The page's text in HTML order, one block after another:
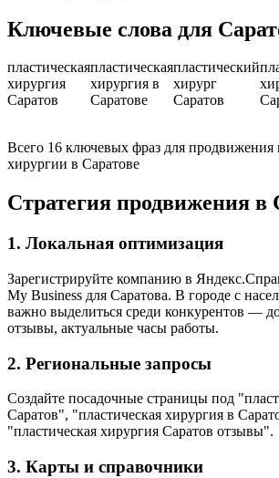
Ключевые слова для
пластическая
хирургия
Саратов
пластическая
хирургия в
Саратове
пластический
хирург
Саратов
Всего 16 ключевых фраз для продвижения
хирургии в Саратове
Стратегия продвижения в
1. Локальная оптимизация
Зарегистрируйте компанию в
My Business для Саратова. В городе с
важно выделиться среди конкурентов —
отзывы, актуальные часы работы.
2. Региональные запросы
Создайте посадочные страницы под
Саратов", "пластическая хирургия в
"пластическая хирургия Саратов отзывы".
3. Карты и справочники